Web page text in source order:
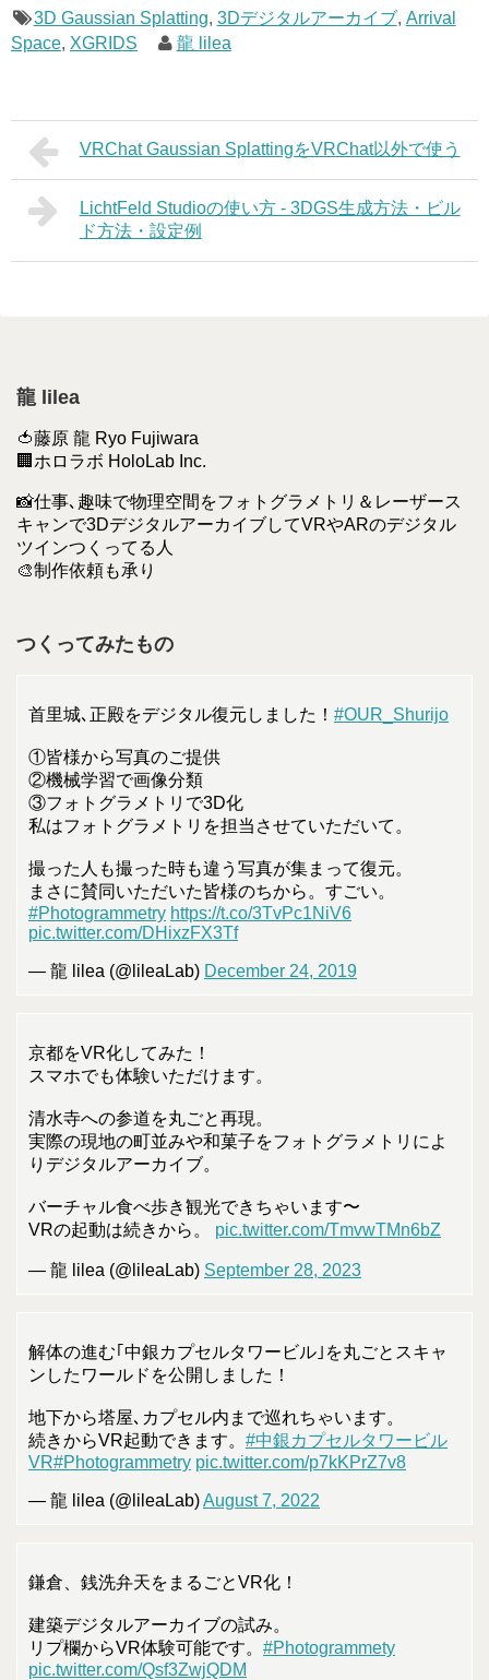
3D Gaussian Splatting, 3Dデジタルアーカイブ, Arrival
Space, XGRIDS 龍 lilea
VRChat Gaussian SplattingをVRChat以外で使う
LichtFeld Studioの使い方 - 3DGS生成方法・ビル
ド方法・設定例
龍 lilea
🍅藤原 龍 Ryo Fujiwara
🏢ホロラボ HoloLab Inc.
📸仕事､趣味で物理空間をフォトグラメトリ＆レーザース
キャンで3DデジタルアーカイブしてVRやARのデジタル
ツインつくってる人
🎨制作依頼も承り
つくってみたもの
首里城､正殿をデジタル復元しました！ #OUR_Shurijo
①皆様から写真のご提供
②機械学習で画像分類
③フォトグラメトリで3D化
私はフォトグラメトリを担当させていただいて。
撮った人も撮った時も違う写真が集まって復元。
まさに賛同いただいた皆様のちから。すごい。
#Photogrammetry https://t.co/3TvPc1NiV6
pic.twitter.com/DHixzFX3Tf
— 龍 lilea (@lileaLab) December 24, 2019
京都をVR化してみた！
スマホでも体験いただけます。
清水寺への参道を丸ごと再現。
実際の現地の町並みや和菓子をフォトグラメトリによ
りデジタルアーカイブ。
バーチャル食べ歩き観光できちゃいます〜
VRの起動は続きから。 pic.twitter.com/TmvwTMn6bZ
— 龍 lilea (@lileaLab) September 28, 2023
解体の進む｢中銀カプセルタワービル｣を丸ごとスキャ
ンしたワールドを公開しました！
地下から塔屋､カプセル内まで巡れちゃいます。
続きからVR起動できます。 #中銀カプセルタワービル
VR#Photogrammetry pic.twitter.com/p7kKPrZ7v8
— 龍 lilea (@lileaLab)August 7, 2022
鎌倉、銭洗弁天をまるごとVR化！
建築デジタルアーカイブの試み。
リプ欄からVR体験可能です。 #Photogrammety
pic.twitter.com/Qsf3ZwjQDM